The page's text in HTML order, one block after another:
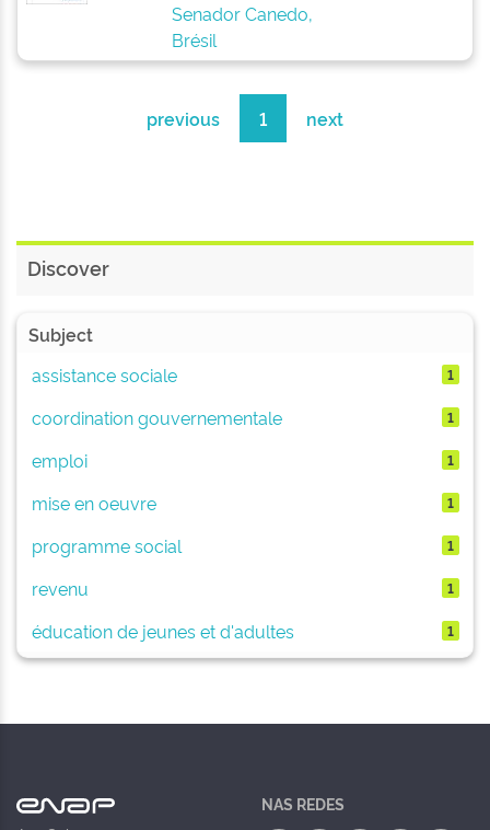
Senador Canedo,
Brésil
previous 1 next
Discover
Subject
assistance sociale
1
coordination gouvernementale 1
emploi 1
mise en oeuvre 1
programme social 1
revenu 1
éducation de jeunes et d'adultes 1
NAS REDES